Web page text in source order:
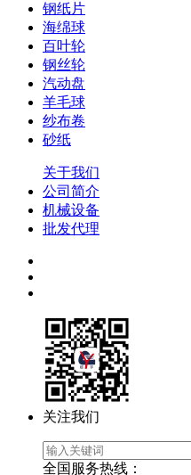
钢纸片
海绵球
百叶轮
钢丝轮
汽动盘
羊毛球
纱布卷
砂纸
关于我们
公司简介
机械设备
批发代理
关注我们
全国服务热线：